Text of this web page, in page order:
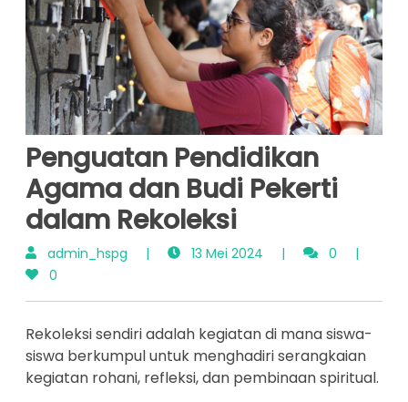
Penguatan Pendidikan
Agama dan Budi Pekerti
dalam Rekoleksi
admin_hspg | 13 Mei 2024 | 0
|
0
Rekoleksi sendiri adalah kegiatan di mana siswa-
siswa berkumpul untuk menghadiri serangkaian
kegiatan rohani, refleksi, dan pembinaan spiritual.